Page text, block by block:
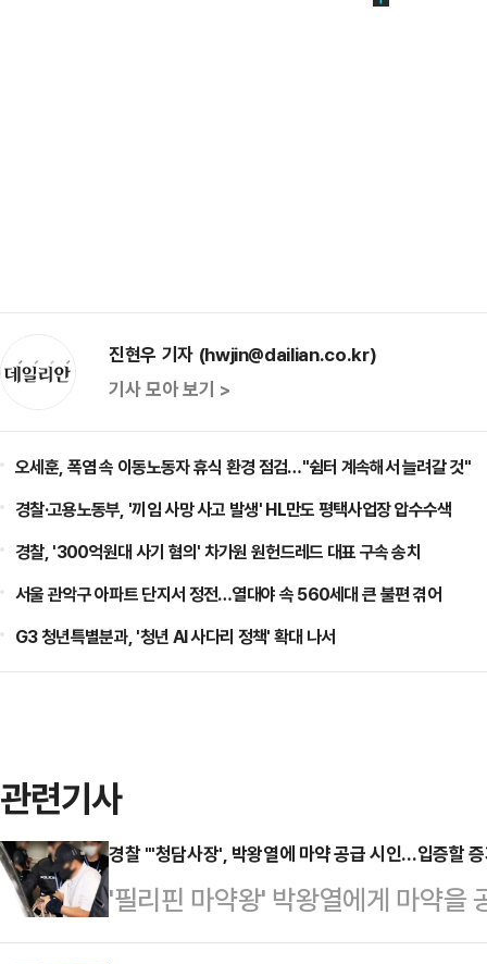
진현우 기자 (hwjin@dailian.co.kr)
기사 모아 보기 >
오세훈, 폭염 속 이동노동자 휴식 환경 점검…"쉼터 계속해서 늘려갈 것"
경찰·고용노동부, '끼임 사망 사고 발생' HL만도 평택사업장 압수수색
경찰, '300억원대 사기 혐의' 차가원 원헌드레드 대표 구속 송치
서울 관악구 아파트 단지서 정전…열대야 속 560세대 큰 불편 겪어
G3 청년특별분과, '청년 AI 사다리 정책' 확대 나서
관련기사
경찰 "'청담사장', 박왕열에 마약 공급 시인…입증할
'필리핀 마약왕' 박왕열에게 마약을
최모(50)씨가 혐의를 시인한 것으